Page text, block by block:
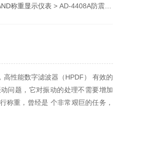
称重显示仪表 > AD-4408A防震称重控制器
性能数字滤波器（HPDF） 有效的
问题，它对振动的处理不需要增加
称重，曾经是 个非常艰巨的任务，
能在振动环节中快速稳定精确称